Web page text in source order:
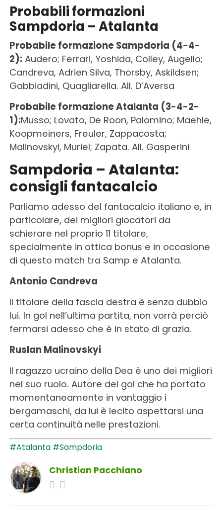
Probabili formazioni
Sampdoria – Atalanta
Probabile formazione Sampdoria (4-4-
2):Audero; Ferrari, Yoshida, Colley, Augello;
Candreva, Adrien Silva, Thorsby, Askildsen;
Gabbiadini, Quagliarella. All. D’Aversa
Probabile formazione Atalanta (3-4-2-
1):Musso; Lovato, De Roon, Palomino; Maehle,
Koopmeiners, Freuler, Zappacosta;
Malinovskyi, Muriel; Zapata. All. Gasperini
Sampdoria – Atalanta:
consigli fantacalcio
Parliamo adesso del fantacalcio italiano e, in
particolare, dei migliori giocatori da
schierare nel proprio 11 titolare,
specialmente in ottica bonus e in occasione
di questo match tra Samp e Atalanta.
Antonio Candreva
Il titolare della fascia destra è senza dubbio
lui. In gol nell’ultima partita, non vorrà perciò
fermarsi adesso che è in stato di grazia.
Ruslan Malinovskyi
Il ragazzo ucraino della Dea è uno dei migliori
nel suo ruolo. Autore del gol che ha portato
momentaneamente in vantaggio i
bergamaschi, da lui è lecito aspettarsi una
certa continuità nelle prestazioni.
#Atalanta #Sampdoria
Christian Pacchiano